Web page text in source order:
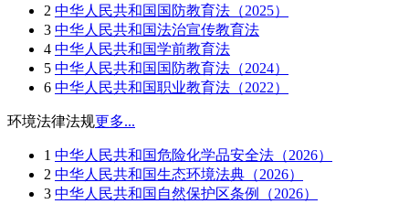
2 中华人民共和国国防教育法（2025）
3 中华人民共和国法治宣传教育法
4 中华人民共和国学前教育法
5 中华人民共和国国防教育法（2024）
6 中华人民共和国职业教育法（2022）
环境法律法规更多...
1 中华人民共和国危险化学品安全法（2026）
2 中华人民共和国生态环境法典（2026）
3 中华人民共和国自然保护区条例（2026）